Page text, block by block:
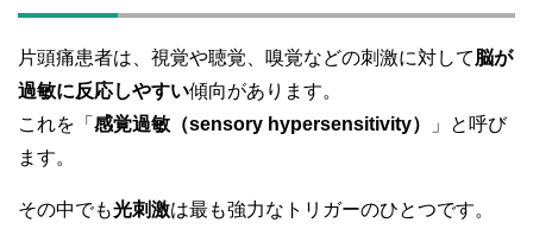
片頭痛患者は、視覚や聴覚、嗅覚などの刺激に対して脳が
過敏に反応しやすい傾向があります。
これを「 感覚過敏（sensory hypersensitivity）
」と呼び
ます。
その中でも光刺激は最も強力なトリガーのひとつです。